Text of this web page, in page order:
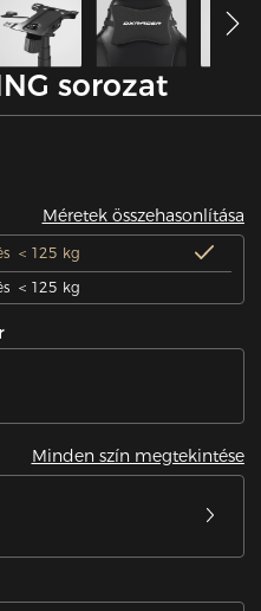
sorozat
Méretek összehasonlítása
＜125 kg
＜125 kg
Minden szín megtekintése